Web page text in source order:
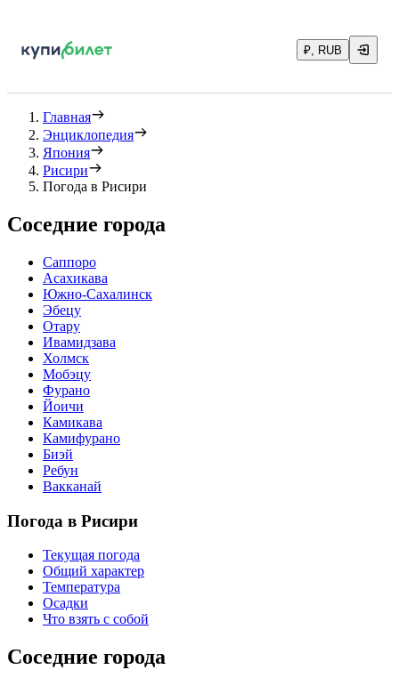
₽, RUB
Главная
Энциклопедия
Япония
Рисири
Погода в Рисири
Соседние города
Саппоро
Асахикава
Южно-Сахалинск
Эбецу
Отару
Ивамидзава
Холмск
Мобэцу
Фурано
Йоичи
Камикава
Камифурано
Биэй
Ребун
Вакканай
Погода в Рисири
Текущая погода
Общий характер
Температура
Осадки
Что взять с собой
Соседние города